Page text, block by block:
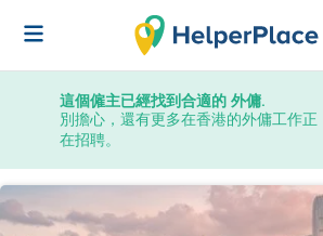
這個僱主已經找到合適的 外傭.
別擔心，還有更多在香港的外傭工作正
在招聘。